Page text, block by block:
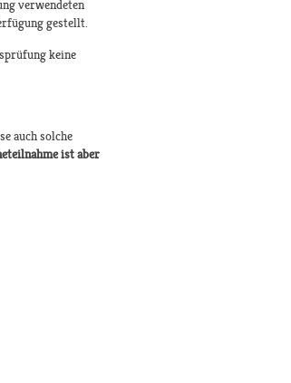
verwendeten
gestellt.
keine
auch solche
ist aber